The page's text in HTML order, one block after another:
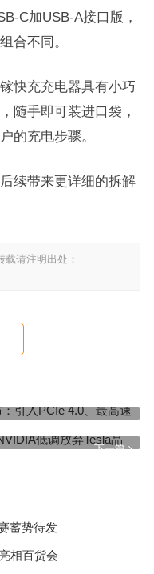
C加USB-A接口版，
合不同。
快充充电器具有小巧
随手即可装进口袋，
的充电步骤。
续带来更详细的拆解
请注明出处：
下一篇
调放弃Tesla品牌：跟电动
蓄势待发
相百货会